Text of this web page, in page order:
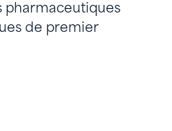
pharmaceutiques
de premier